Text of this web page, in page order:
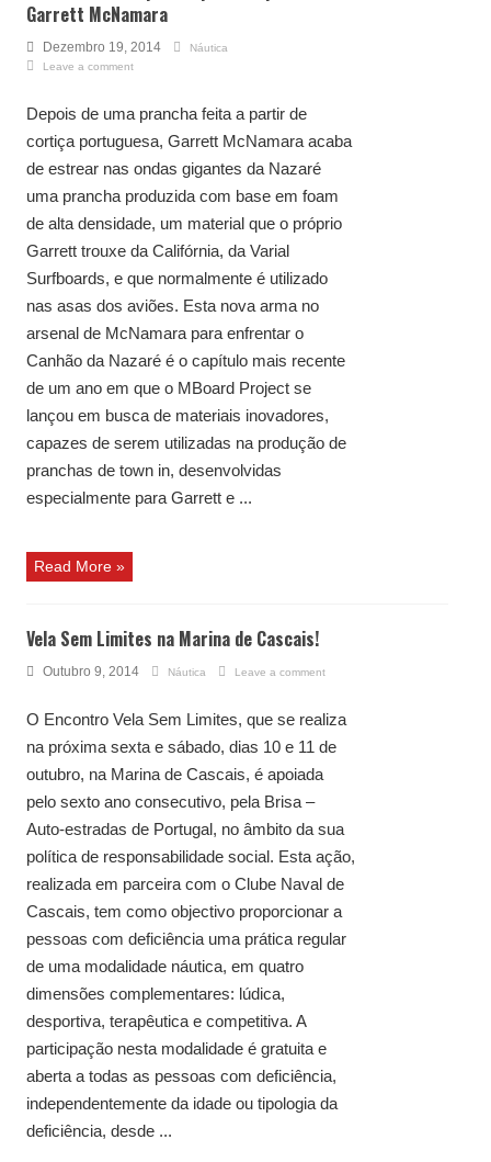
Garrett McNamara
Dezembro 19, 2014
Náutica
Leave a comment
Depois de uma prancha feita a partir de
cortiça portuguesa, Garrett McNamara acaba
de estrear nas ondas gigantes da Nazaré
uma prancha produzida com base em foam
de alta densidade, um material que o próprio
Garrett trouxe da Califórnia, da Varial
Surfboards, e que normalmente é utilizado
nas asas dos aviões. Esta nova arma no
arsenal de McNamara para enfrentar o
Canhão da Nazaré é o capítulo mais recente
de um ano em que o MBoard Project se
lançou em busca de materiais inovadores,
capazes de serem utilizadas na produção de
pranchas de town in, desenvolvidas
especialmente para Garrett e ...
Read More »
Vela Sem Limites na Marina de Cascais!
Outubro 9, 2014 Náutica Leave a comment
O Encontro Vela Sem Limites, que se realiza
na próxima sexta e sábado, dias 10 e 11 de
outubro, na Marina de Cascais, é apoiada
pelo sexto ano consecutivo, pela Brisa –
Auto-estradas de Portugal, no âmbito da sua
política de responsabilidade social. Esta ação,
realizada em parceira com o Clube Naval de
Cascais, tem como objectivo proporcionar a
pessoas com deficiência uma prática regular
de uma modalidade náutica, em quatro
dimensões complementares: lúdica,
desportiva, terapêutica e competitiva. A
participação nesta modalidade é gratuita e
aberta a todas as pessoas com deficiência,
independentemente da idade ou tipologia da
deficiência, desde ...